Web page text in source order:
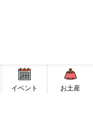
イベント お土産